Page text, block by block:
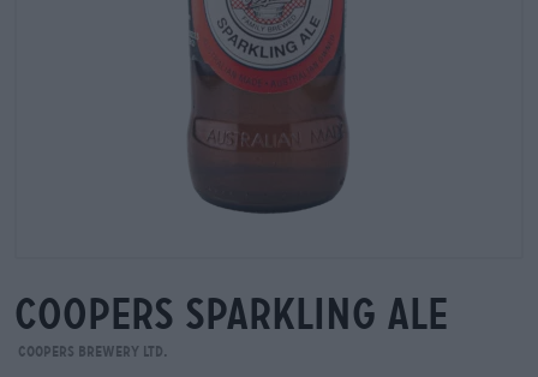
coopers sparkling ale
Coopers Brewery Ltd.